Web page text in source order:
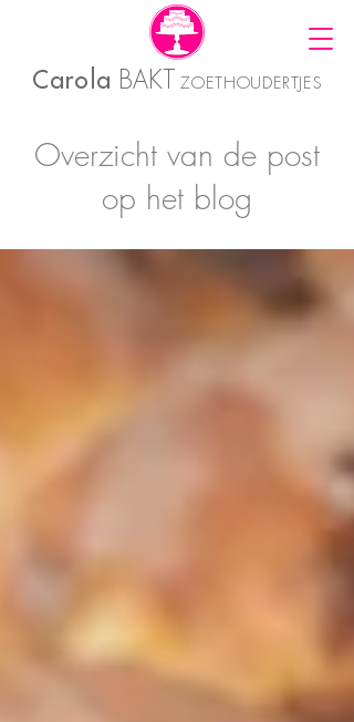
Carola BAKT ZOETHOUDERTJES
Overzicht van de post
op het blog